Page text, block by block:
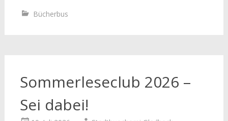
Bücherbus
Sommerleseclub 2026 –
Sei dabei!